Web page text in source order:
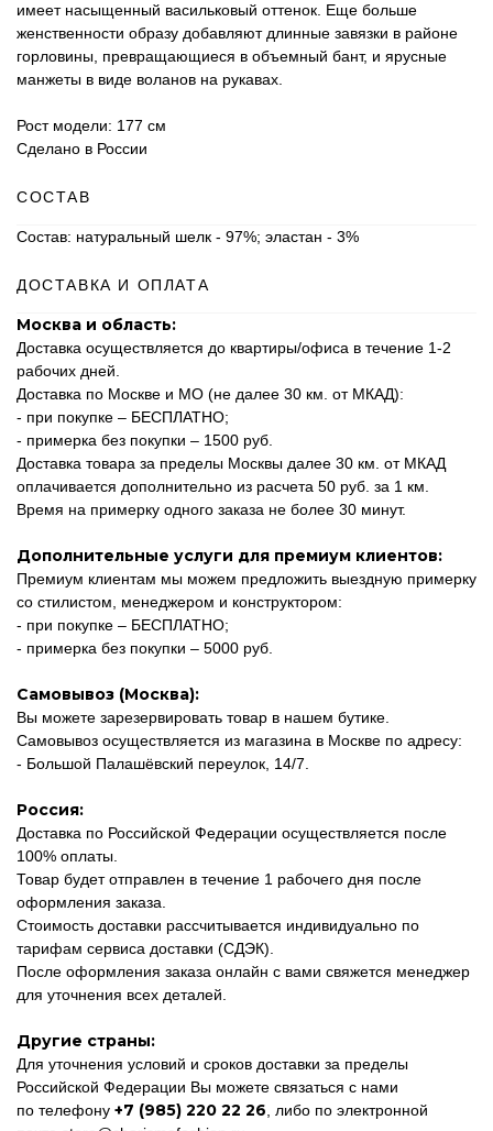
имеет насыщенный васильковый оттенок. Еще больше
женственности образу добавляют длинные завязки в районе
горловины, превращающиеся в объемный бант, и ярусные
манжеты в виде воланов на рукавах.
Рост модели: 177 см
Сделано в России
СОСТАВ
Состав: натуральный шелк - 97%; эластан - 3%
ДОСТАВКА И ОПЛАТА
Москва и область:
Доставка осуществляется до квартиры/офиса в течение 1-2
рабочих дней.
Доставка по Москве и МО (не далее 30 км. от МКАД):
- при покупке – БЕСПЛАТНО;
- примерка без покупки – 1500 руб.
Доставка товара за пределы Москвы далее 30 км. от МКАД
оплачивается дополнительно из расчета 50 руб. за 1 км.
Время на примерку одного заказа не более 30 минут.
Дополнительные услуги для премиум клиентов:
Премиум клиентам мы можем предложить выездную примерку
со стилистом, менеджером и конструктором:
- при покупке – БЕСПЛАТНО;
- примерка без покупки – 5000 руб.
Самовывоз (Москва):
Вы можете зарезервировать товар в нашем бутике.
Самовывоз осуществляется из магазина в Москве по адресу:
- Большой Палашёвский переулок, 14/7.
Россия:
Доставка по Российской Федерации осуществляется после
100% оплаты.
Товар будет отправлен в течение 1 рабочего дня после
оформления заказа.
Стоимость доставки рассчитывается индивидуально по
тарифам сервиса доставки (СДЭК).
После оформления заказа онлайн с вами свяжется менеджер
для уточнения всех деталей.
Другие страны:
Для уточнения условий и сроков доставки за пределы
Российской Федерации Вы можете связаться с нами
по телефону +7 (985) 220 22 26, либо по электронной